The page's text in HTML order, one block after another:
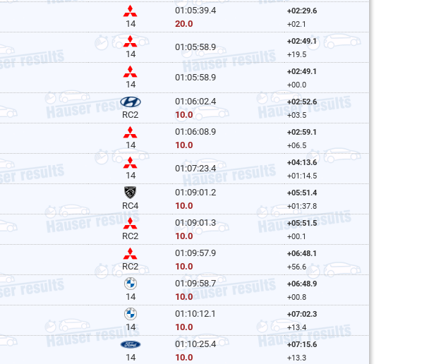
14
01:05:39.4
20.0
+02:29.6
+02.1
14
01:05:58.9
+02:49.1
+19.5
14
01:05:58.9
+02:49.1
+00.0
RC2
01:06:02.4
10.0
+02:52.6
+03.5
14
01:06:08.9
10.0
+02:59.1
+06.5
14
01:07:23.4
+04:13.6
+01:14.5
RC4
01:09:01.2
10.0
+05:51.4
+01:37.8
RC2
01:09:01.3
10.0
+05:51.5
+00.1
RC2
01:09:57.9
10.0
+06:48.1
+56.6
14
01:09:58.7
10.0
+06:48.9
+00.8
14
01:10:12.1
10.0
+07:02.3
+13.4
14
01:10:25.4
10.0
+07:15.6
+13.3